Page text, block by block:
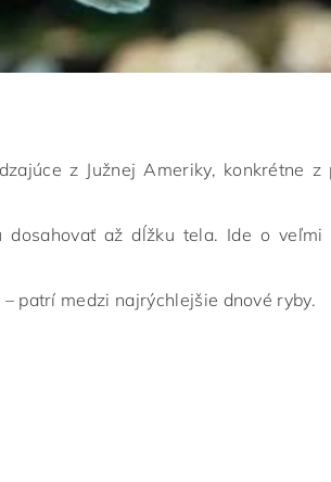
z Južnej Ameriky, konkrétne
až dĺžku tela. Ide o veľmi
patrí medzi najrýchlejšie dnové ryby.